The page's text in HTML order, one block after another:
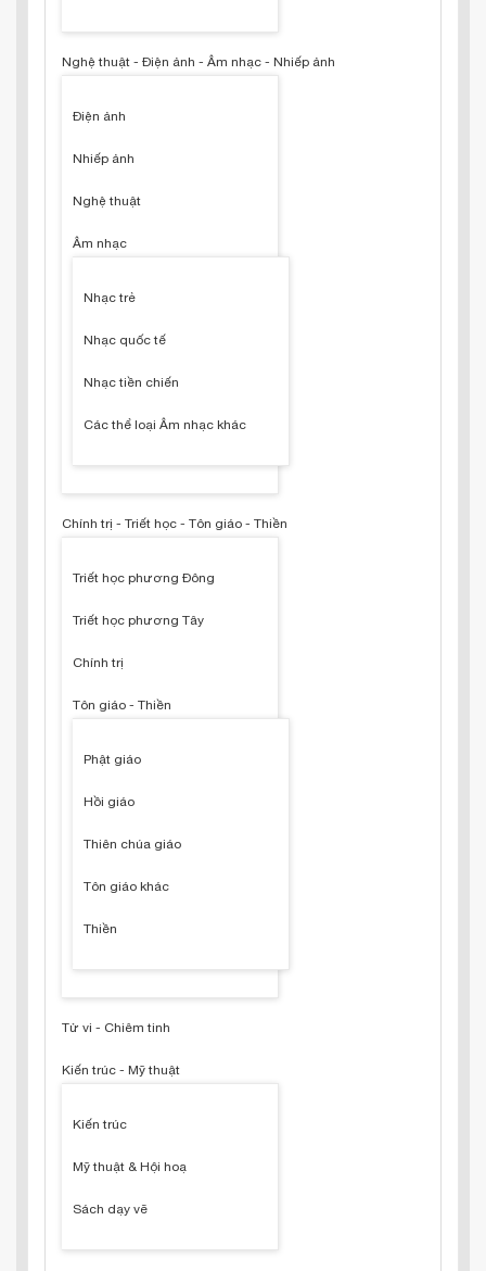
Nghệ thuật - Điện ảnh - Âm nhạc - Nhiếp ảnh
Điện ảnh
Nhiếp ảnh
Nghệ thuật
Âm nhạc
Nhạc trẻ
Nhạc quốc tế
Nhạc tiền chiến
Các thể loại Âm nhạc khác
Chính trị - Triết học - Tôn giáo - Thiền
Triết học phương Đông
Triết học phương Tây
Chính trị
Tôn giáo - Thiền
Phật giáo
Hồi giáo
Thiên chúa giáo
Tôn giáo khác
Thiền
Tử vi - Chiêm tinh
Kiến trúc - Mỹ thuật
Kiến trúc
Mỹ thuật & Hội hoạ
Sách dạy vẽ